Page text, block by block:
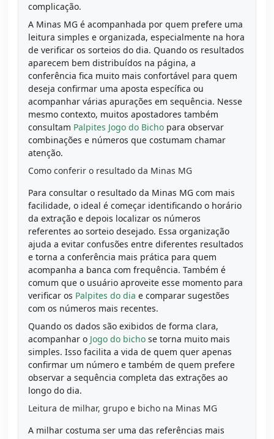
complicação.
A Minas MG é acompanhada por quem prefere uma
leitura simples e organizada, especialmente na hora
de verificar os sorteios do dia. Quando os resultados
aparecem bem distribuídos na página, a
conferência fica muito mais confortável para quem
deseja confirmar uma aposta específica ou
acompanhar várias apurações em sequência. Nesse
mesmo contexto, muitos apostadores também
consultam Palpites Jogo do Bicho para observar
combinações e números que costumam chamar
atenção.
Como conferir o resultado da Minas MG
Para consultar o resultado da Minas MG com mais
facilidade, o ideal é começar identificando o horário
da extração e depois localizar os números
referentes ao sorteio desejado. Essa organização
ajuda a evitar confusões entre diferentes resultados
e torna a conferência mais prática para quem
acompanha a banca com frequência. Também é
comum que o usuário aproveite esse momento para
verificar os Palpites do dia e comparar sugestões
com os números mais recentes.
Quando os dados são exibidos de forma clara,
acompanhar o Jogo do bicho se torna muito mais
simples. Isso facilita a vida de quem quer apenas
confirmar um número e também de quem prefere
observar a sequência completa das extrações ao
longo do dia.
Leitura de milhar, grupo e bicho na Minas MG
A milhar costuma ser uma das referências mais